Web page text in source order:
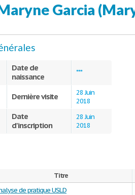
Garcia
Date de
naissance
***
Dernière visite
28 Juin
2018
Date
d'inscription
28 Juin
2018
Titre
de pratique USLD